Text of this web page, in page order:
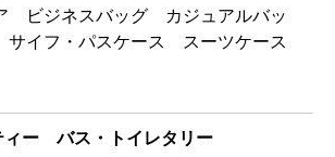
ビジネスバッグ カジュアルバッ
イフ・パスケース スーツケース
ィー バス・トイレタリー